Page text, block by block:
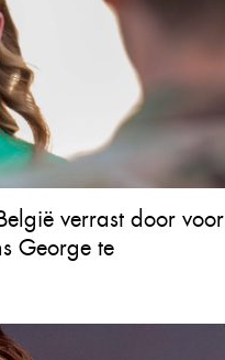
verrast door voor
George te